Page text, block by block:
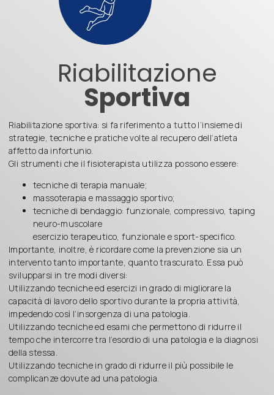
Riabilitazione
Sportiva
Riabilitazione sportiva: si fa riferimento a tutto l’insieme di
strategie, tecniche e pratiche volte al recupero dell’atleta
affetto da infortunio.
Gli strumenti che il fisioterapista utilizza possono essere:
tecniche di terapia manuale;
massoterapia e massaggio sportivo;
tecniche di bendaggio: funzionale, compressivo, taping
neuro-muscolare
esercizio terapeutico, funzionale e sport-specifico.
Importante, inoltre, è ricordare come la prevenzione sia un
intervento tanto importante, quanto trascurato. Essa può
svilupparsi in tre modi diversi:
Utilizzando tecniche ed esercizi in grado di migliorare la
capacità di lavoro dello sportivo durante la propria attività,
impedendo così l’insorgenza di una patologia.
Utilizzando tecniche ed esami che permettono di ridurre il
tempo che intercorre tra l’esordio di una patologia e la diagnosi
della stessa.
Utilizzando tecniche in grado di ridurre il più possibile le
complicanze dovute ad una patologia.